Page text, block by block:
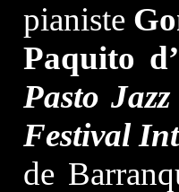
pianiste
Paquito
Pasto Jazz
Festival
de